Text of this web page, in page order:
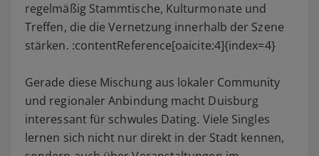
regelmäßig Stammtische, Kulturmonate und
Treffen, die die Vernetzung innerhalb der Szene
stärken. :contentReference[oaicite:4]{index=4}
Gerade diese Mischung aus lokaler Community
und regionaler Anbindung macht Duisburg
interessant für schwules Dating. Viele Singles
lernen sich nicht nur direkt in der Stadt kennen,